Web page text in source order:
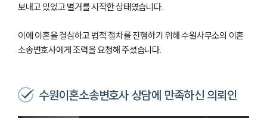
보내고 있었고 별거를 시작한 상태였습니다.
이에 이혼을 결심하고 법적 절차를 진행하기 위해 수원사무소의 이혼
소송변호사에게 조력을 요청해 주셨습니다.
수원이혼소송변호사 상담에 만족하신 의뢰인